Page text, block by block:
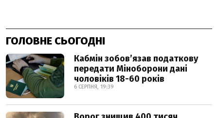
ГОЛОВНЕ СЬОГОДНІ
Кабмін зобовʼязав податкову
передати Міноборони дані
чоловіків 18-60 років
6 СЕРПНЯ, 19:39